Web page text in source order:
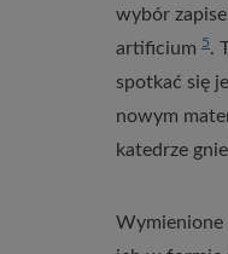
wybór
artificium 5.
spotkać się
nowym
katedrze
Wymienione